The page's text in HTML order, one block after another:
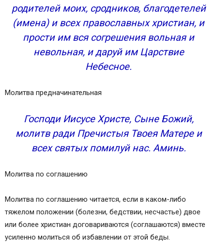
родителей моих, сродников, благодетелей
(имена) и всех православных христиан, и
прости им вся согрешения вольная и
невольная, и даруй им Царствие
Небесное.
Молитва предначинательная
Господи Иисусе Христе, Сыне Божий,
молитв ради Пречистыя Твоея Матере и
всех святых помилуй нас. Аминь.
Молитва по соглашению
Молитва по соглашению читается, если в каком-либо
тяжелом положении (болезни, бедствии, несчастье) двое
или более христиан договариваются (соглашаются) вместе
усиленно молиться об избавлении от этой беды.